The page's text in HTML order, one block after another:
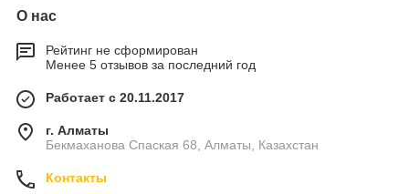
О нас
Рейтинг не сформирован
Менее 5 отзывов за последний год
Работает с 20.11.2017
г. Алматы
Бекмаханова Спаская 68, Алматы, Казахстан
Контакты